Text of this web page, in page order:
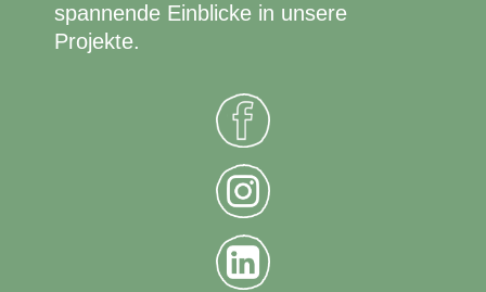
spannende Einblicke in unsere
Projekte.